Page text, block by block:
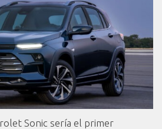
Sonic sería el primer